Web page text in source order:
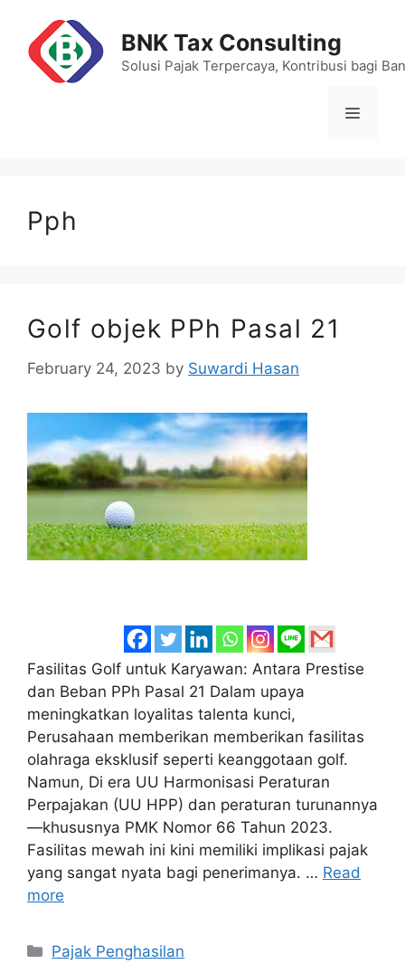
content
BNK Tax Consulting
Solusi Pajak Terpercaya, Kontribusi bagi
Menu
Pph
Golf objek PPh Pasal 21
February 24, 2023 by Suwardi Hasan
Fasilitas Golf untuk Karyawan: Antara Prestise
dan Beban PPh Pasal 21 Dalam upaya
meningkatkan loyalitas talenta kunci,
Perusahaan memberikan memberikan fasilitas
olahraga eksklusif seperti keanggotaan golf.
Namun, Di era UU Harmonisasi Peraturan
Perpajakan (UU HPP) dan peraturan turunannya
—khususnya PMK Nomor 66 Tahun 2023.
Fasilitas mewah ini kini memiliki implikasi pajak
yang sangat nyata bagi penerimanya. … Read
more
Categories
Pajak Penghasilan